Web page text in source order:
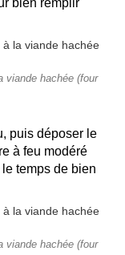
bien remplir
viande hachée (four
puis déposer le
à feu modéré
temps de bien
viande hachée (four